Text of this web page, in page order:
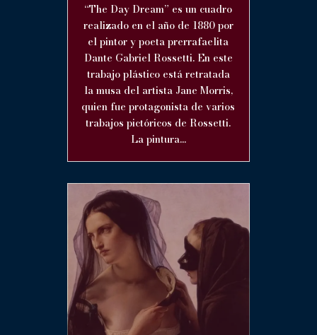
“The Day Dream” es un cuadro
realizado en el año de 1880 por
el pintor y poeta prerrafaelita
Dante Gabriel Rossetti. En este
trabajo plástico está retratada
la musa del artista Jane Morris,
quien fue protagonista de varios
trabajos pictóricos de Rossetti.
La pintura...